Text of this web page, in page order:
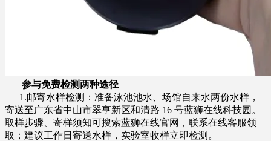
参与免费检测两种途径
1.邮寄水样检测：准备泳池池水、场馆自来水两份水样，
寄送至广东省中山市翠亨新区和清路 16 号蓝狮在线科技园。
取样步骤、寄样须知可搜索蓝狮在线官网，联系在线客服领
取；建议工作日寄送水样，实验室收样立即检测。